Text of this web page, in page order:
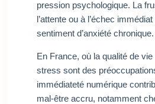
pression psychologique. La
l’attente ou à l’échec
sentiment d’anxiété chronique.
En France, où la qualité de
stress sont des
immédiateté numérique
mal-être accru, notamment